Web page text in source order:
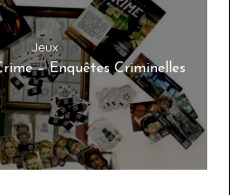
Jeux
– Enquêtes Criminelles